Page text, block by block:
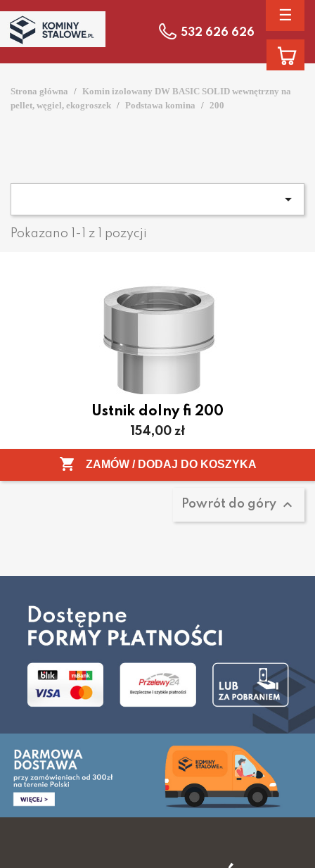
☰
532 626 626
Strona główna
Komin izolowany DW BASIC SOLID wewnętrzny na
pellet, węgiel, ekogroszek
Podstawa komina 200

Pokazano 1-1 z 1 pozycji
Ustnik dolny fi 200
Cena
154,00 zł
 ZAMÓW / DODAJ DO KOSZYKA
Pokazano 1-1 z 1 pozycji
Powrót do góry 